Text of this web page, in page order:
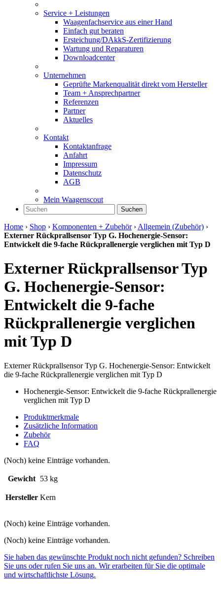
Service + Leistungen
Waagenfachservice aus einer Hand
Einfach gut beraten
Ersteichung/DAkkS-Zertifizierung
Wartung und Reparaturen
Downloadcenter
Unternehmen
Geprüfte Markenqualität direkt vom Hersteller
Team + Ansprechpartner
Referenzen
Partner
Aktuelles
Kontakt
Kontaktanfrage
Anfahrt
Impressum
Datenschutz
AGB
Mein Waagenscout
Suchen
Home › Shop › Komponenten + Zubehör› Allgemein (Zubehör) ›
Externer Rückprallsensor Typ G. Hochenergie-Sensor:
Entwickelt die 9-fache Rückprallenergie verglichen mit Typ D
Externer Rückprallsensor Typ
G. Hochenergie-Sensor:
Entwickelt die 9-fache
Rückprallenergie verglichen
mit Typ D
Externer Rückprallsensor Typ G. Hochenergie-Sensor: Entwickelt
die 9-fache Rückprallenergie verglichen mit Typ D
Hochenergie-Sensor: Entwickelt die 9-fache Rückprallenergie
verglichen mit Typ D
Produktmerkmale
Zusätzliche Information
Zubehör
FAQ
(Noch) keine Einträge vorhanden.
Gewicht 53 kg
Hersteller Kern
(Noch) keine Einträge vorhanden.
(Noch) keine Einträge vorhanden.
Sie haben das gewünschte Produkt noch nicht gefunden? Schreiben
Sie uns oder rufen Sie uns an. Wir erarbeiten für Sie die optimale
und wirtschaftlichste Lösung.